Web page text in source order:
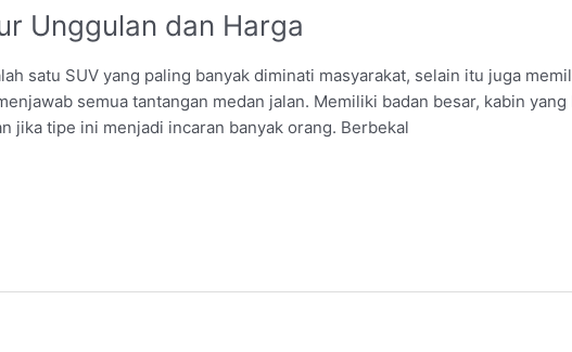
Unggulan dan Harga
satu SUV yang paling banyak diminati masyarakat, selain itu juga
semua tantangan medan jalan. Memiliki badan besar, kabin yang
jika tipe ini menjadi incaran banyak orang. Berbekal